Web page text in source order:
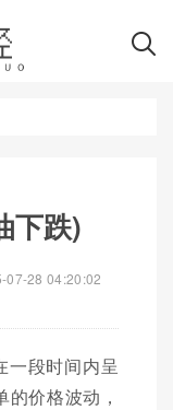
下跌)
07-28 04:20:02
一段时间内呈
价格波动，